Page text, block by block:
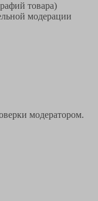
товара)
модерации
модератором.